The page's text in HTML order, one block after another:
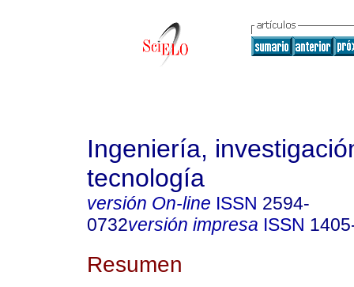
Ingeniería,
tecnología
versión On-line ISSN 2594-
0732versión impresa ISSN
Resumen